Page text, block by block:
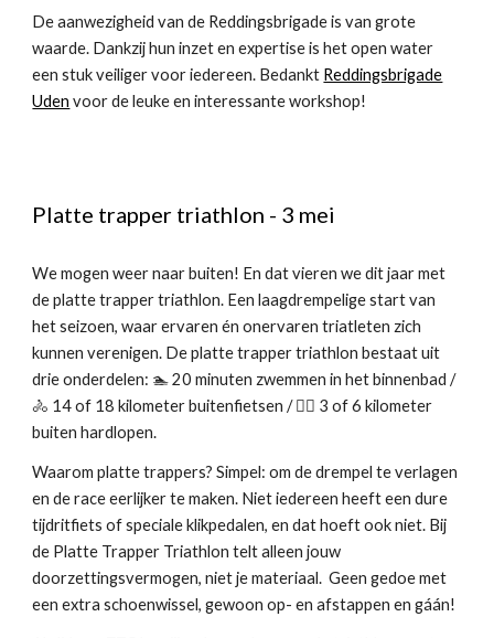
De aanwezigheid van de Reddingsbrigade is van grote
waarde. Dankzij hun inzet en expertise is het open water
een stuk veiliger voor iedereen. Bedankt Reddingsbrigade
Uden voor de leuke en interessante workshop!
Platte trapper triathlon - 3 mei
We mogen weer naar buiten! En dat vieren we dit jaar met
de platte trapper triathlon. Een laagdrempelige start van
het seizoen, waar ervaren én onervaren triatleten zich
kunnen verenigen. De platte trapper triathlon bestaat uit
drie onderdelen: 🏊 20 minuten zwemmen in het binnenbad /
🚴 14 of 18 kilometer buitenfietsen / 🏃‍♀ 3 of 6 kilometer
buiten hardlopen.
Waarom platte trappers? Simpel: om de drempel te verlagen
en de race eerlijker te maken. Niet iedereen heeft een dure
tijdritfiets of speciale klikpedalen, en dat hoeft ook niet. Bij
de Platte Trapper Triathlon telt alleen jouw
doorzettingsvermogen, niet je materiaal. Geen gedoe met
een extra schoenwissel, gewoon op- en afstappen en gáán!